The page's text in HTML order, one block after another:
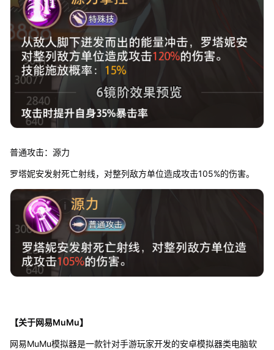
普通攻击：源力
罗塔妮安发射死亡射线，对整列敌方单位造成攻击105%的伤害。
【关于网易MuMu】
网易MuMu模拟器是一款针对手游玩家开发的安卓模拟器类电脑软